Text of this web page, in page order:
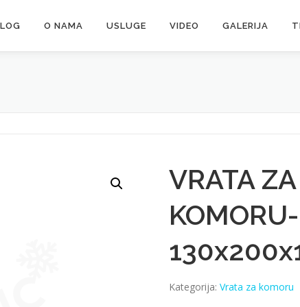
O NAMA USLUGE VIDEO GALERIJA
VRATA
Kategorija:Vrata za komoru